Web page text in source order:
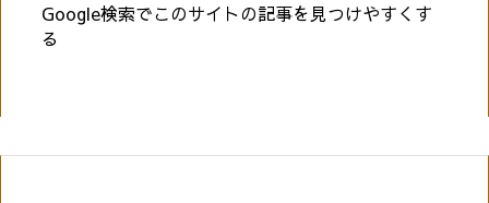
Google検索でこのサイトの記事を見つけやすくす
る